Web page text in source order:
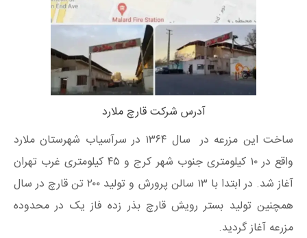
آدرس شرکت قارچ ملارد
ساخت این مزرعه در سال ۱۳۶۴ در سرآسیاب شهرستان ملارد
واقع در ۱۰ کیلومتری جنوب شهر کرج و ۴۵ کیلومتری غرب تهران
آغاز شد. در ابتدا با ۱۳ سالن پرورش و تولید ۲۰۰ تن قارچ در سال
همچنین تولید بستر رویش قارچ بذر زده فاز یک در محدوده
مزرعه آغاز گردید.